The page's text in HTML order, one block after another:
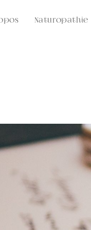
Naturopathie